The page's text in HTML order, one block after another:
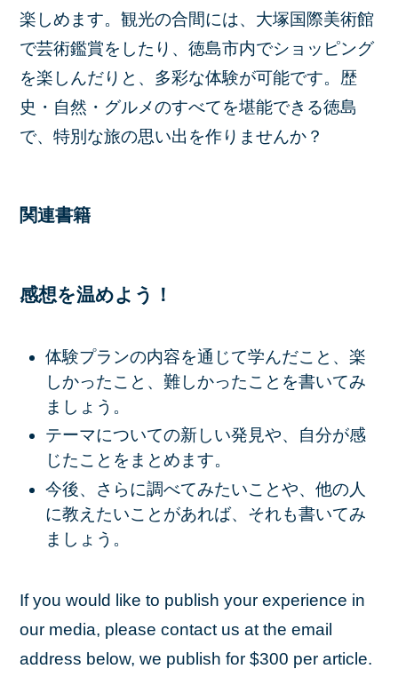
楽しめます。観光の合間には、大塚国際美術館
で芸術鑑賞をしたり、徳島市内でショッピング
を楽しんだりと、多彩な体験が可能です。歴
史・自然・グルメのすべてを堪能できる徳島
で、特別な旅の思い出を作りませんか？
関連書籍
感想を温めよう！
体験プランの内容を通じて学んだこと、楽
しかったこと、難しかったことを書いてみ
ましょう。
テーマについての新しい発見や、自分が感
じたことをまとめます。
今後、さらに調べてみたいことや、他の人
に教えたいことがあれば、それも書いてみ
ましょう。
If you would like to publish your experience in
our media, please contact us at the email
address below, we publish for $300 per article.